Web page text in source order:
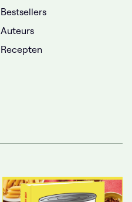
Bestsellers
Auteurs
Recepten